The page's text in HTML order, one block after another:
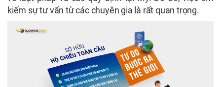
kiếm sự tư vấn từ các chuyên gia là rất quan trọng.